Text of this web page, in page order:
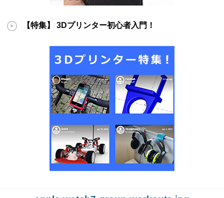
【特集】 3Dプリンター初心者入門！